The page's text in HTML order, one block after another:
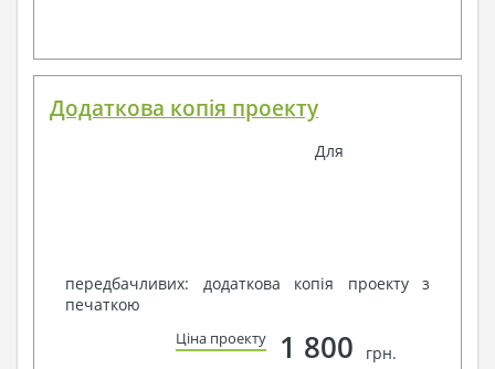
Додаткова копія проекту
Для
передбачливих: додаткова копія проекту з
печаткою
Ціна проекту 1 800 грн.